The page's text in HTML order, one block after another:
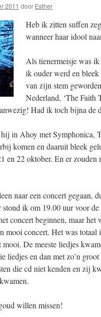
2011 door Esther
Heb ik zitten suffen
wanneer haar idool
Als tienermeisje was
ik ouder werd en
van zijn stem
Nederland, ‘The Faith
Had ik toch bijna de
in Ahoy met Symphonica,
komen en daaruit bleek
en 22 oktober. En er
naar een concert gegaan,
ik om 19.00 uur voor
concert beginnen, maar
mooi concert. Het was
De meeste liedjes
liedjes en dan met zo’n
die cd niet kenden en zij
willen missen!